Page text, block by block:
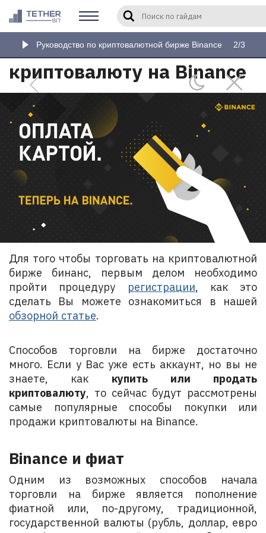
Введите слово или фразу для
Руководство по криптовалютной бирже Binance 2/3
Как пополнить, купить
или продать
криптовалюту на Binance
Для того чтобы торговать на криптовалютной
бирже бинанс, первым делом необходимо
пройти процедуру
регистрации, как это
сделать Вы можете ознакомиться в нашей
обзорной статье.
Способов торговли на бирже достаточно
много. Если у Вас уже есть аккаунт, но вы не
знаете, как купить или продать
криптовалюту, то сейчас будут рассмотрены
самые популярные способы покупки или
продажи криптовалюты на Binance.
Binance и фиат
Одним из возможных способов начала
торговли на бирже является пополнение
фиатной или, по-другому, традиционной,
государственной валюты (рубль, доллар, евро